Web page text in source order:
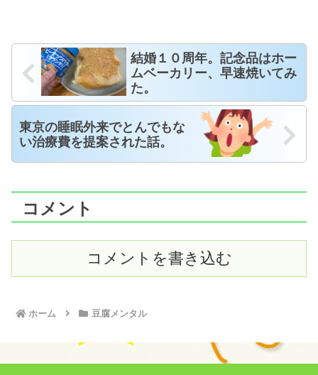
結婚１０周年。記念品はホー
ムベーカリー、早速焼いてみ
た。
東京の睡眠外来でとんでもな
い治療費を提案された話。
コメント
コメントを書き込む
ホーム 豆腐メンタル